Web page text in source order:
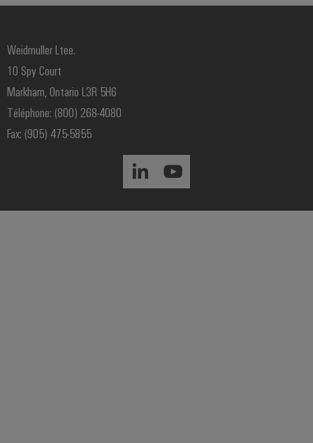
Weidmuller Ltee.
10 Spy Court
Markham, Ontario L3R 5H6
Téléphone: (800) 268-4080
Fax: (905) 475-5855